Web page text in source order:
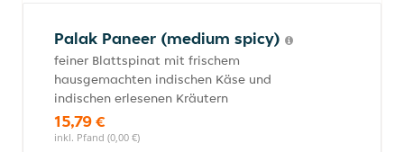
Palak Paneer (medium spicy)
feiner Blattspinat mit frischem
hausgemachten indischen Käse und
indischen erlesenen Kräutern
15,79 €
inkl. Pfand (0,00 €)